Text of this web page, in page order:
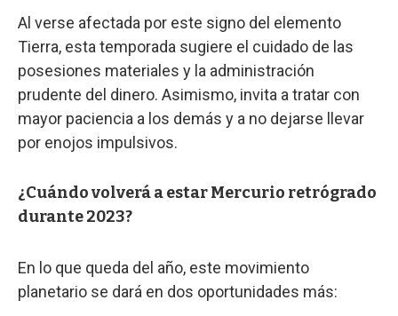
Al verse afectada por este signo del elemento
Tierra, esta temporada sugiere el cuidado de las
posesiones materiales y la administración
prudente del dinero. Asimismo, invita a tratar con
mayor paciencia a los demás y a no dejarse llevar
por enojos impulsivos.
¿Cuándo volverá a estar Mercurio retrógrado
durante 2023?
En lo que queda del año, este movimiento
planetario se dará en dos oportunidades más: